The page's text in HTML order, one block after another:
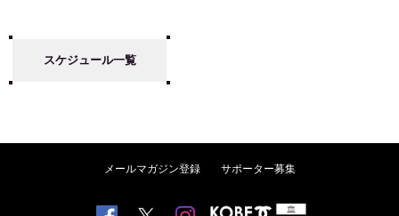
スケジュール一覧
メールマガジン登録 サポーター募集